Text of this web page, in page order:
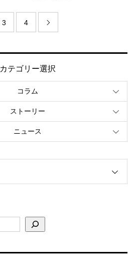
3 4 
カテゴリー選択
コラム
ストーリー
ニュース